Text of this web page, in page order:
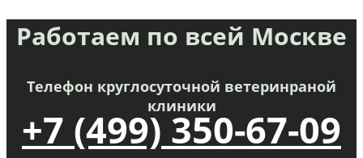
Работаем по всей Москве
Телефон круглосуточной ветеринраной
клиники
+7 (499) 350-67-09